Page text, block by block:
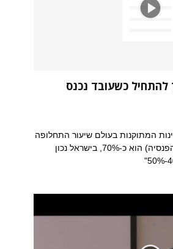
להתחיל כשעובד נכנס
המתוקנות בעולם שיעור התחלופה
(בין המשכורת לבין קצבת הפנסיה) הוא כ-70%, בישראל נכון